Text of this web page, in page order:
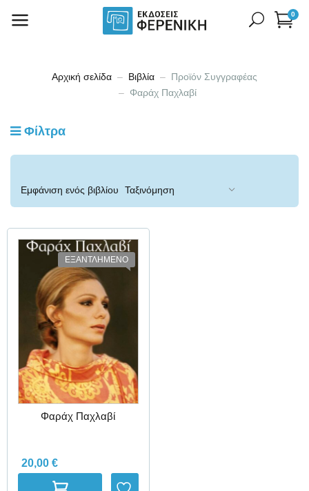
0
Αρχική σελίδα Βιβλία
Προϊόν Συγγραφέας
Φαράχ Παχλαβί
Φίλτρα
Εμφάνιση ενός βιβλίου
ΕΞΑΝΤΛΗΜΕΝΟ
Φαράχ Παχλαβί
20,00 €